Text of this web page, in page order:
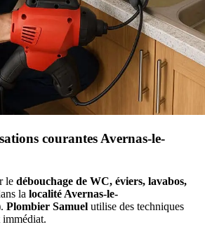
courantes Avernas-le-
le débouchage de WC, éviers, lavabos,
la localité Avernas-le-
Plombier Samuel utilise des techniques
immédiat.